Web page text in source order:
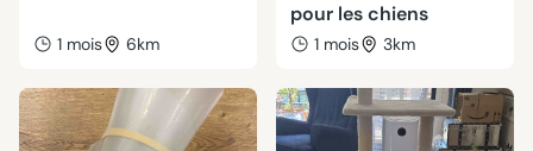
1 mois 6km
pour les chiens
1 mois 3km